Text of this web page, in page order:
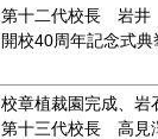
第十二代校長 岩
開校40周年記念式典
校章植裁園完成、岩
第十三代校長 高